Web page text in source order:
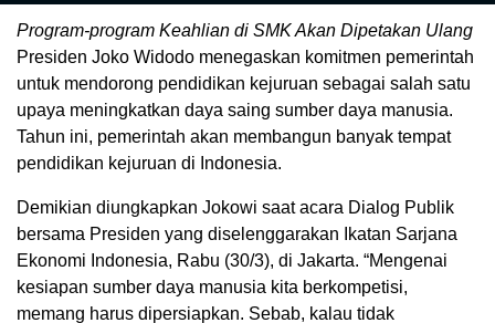
Program-program Keahlian di SMK Akan Dipetakan Ulang
Presiden Joko Widodo menegaskan komitmen pemerintah
untuk mendorong pendidikan kejuruan sebagai salah satu
upaya meningkatkan daya saing sumber daya manusia.
Tahun ini, pemerintah akan membangun banyak tempat
pendidikan kejuruan di Indonesia.
Demikian diungkapkan Jokowi saat acara Dialog Publik
bersama Presiden yang diselenggarakan Ikatan Sarjana
Ekonomi Indonesia, Rabu (30/3), di Jakarta. “Mengenai
kesiapan sumber daya manusia kita berkompetisi,
memang harus dipersiapkan. Sebab, kalau tidak